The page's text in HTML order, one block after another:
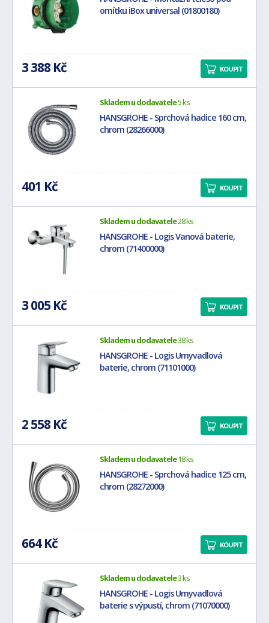
omítku iBox universal (01800180)
3 388 Kč KOUPIT
Skladem u dodavatele5 ks
HANSGROHE - Sprchová hadice 160 cm,
chrom (28266000)
401 Kč KOUPIT
Skladem u dodavatele28 ks
HANSGROHE - Logis Vanová baterie,
chrom (71400000)
3 005 Kč KOUPIT
Skladem u dodavatele38 ks
HANSGROHE - Logis Umyvadlová
baterie, chrom (71101000)
2 558 Kč KOUPIT
Skladem u dodavatele18 ks
HANSGROHE - Sprchová hadice 125 cm,
chrom (28272000)
664 Kč KOUPIT
Skladem u dodavatele3 ks
HANSGROHE - Logis Umyvadlová
baterie s výpustí, chrom (71070000)